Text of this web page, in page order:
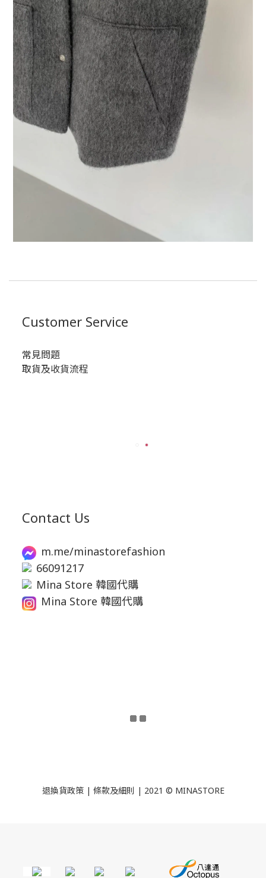
Customer Service
常見問題
取貨及收貨流程
Contact Us
m.me/minastorefashion
66091217
Mina Store 韓國代購
Mina Store 韓國代購
退換貨政策| 條款及細則 | 2021 © MINASTORE